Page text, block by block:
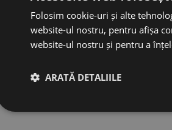
Folosim cookie-uri și alte
website-ul nostru, pentru afișa
website-ul nostru și pentru a
ARATĂ DETALIILE